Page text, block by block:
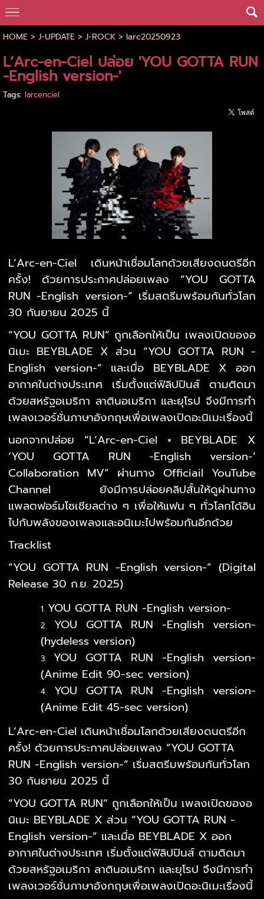
HOME> J-UPDATE> J-ROCK> larc20250923
L’Arc-en-Ciel ปล่อย 'YOU GOTTA RUN
-English version-'
Tags: larcenciel
L’Arc-en-Ciel เดินหน้าเชื่อมโลกด้วยเสียงดนตรีอีก
ครั้ง! ด้วยการประกาศปล่อยเพลง “YOU GOTTA
RUN -English version-” เริ่มสตรีมพร้อมกันทั่วโลก
30 กันยายน 2025 นี้
“YOU GOTTA RUN” ถูกเลือกให้เป็น เพลงเปิดของอ
นิเมะ BEYBLADE X ส่วน “YOU GOTTA RUN -
English version-” และเมื่อ BEYBLADE X ออก
อากาศในต่างประเทศ เริ่มตั้งแต่ฟิลิปปินส์ ตามติดมา
ด้วยสหรัฐอเมริกา ลาตินอเมริกา และยุโรป จึงมีการทำ
เพลงเวอร์ชั่นภาษาอังกฤษเพื่อเพลงเปิดอะนิเมะเรื่องนี้
นอกจากปล่อย “L’Arc-en-Ciel × BEYBLADE X
‘YOU GOTTA RUN -English version-’
Collaboration MV” ผ่านทาง Officiail YouTube
Channel ยังมีการปล่อยคลิปสั้นให้ดูผ่านทาง
แพลตฟอร์มโซเชียลต่าง ๆ เพื่อให้แฟน ๆ ทั่วโลกได้อิน
ไปกับพลังของเพลงและอนิเมะไปพร้อมกันอีกด้วย
Tracklist
“YOU GOTTA RUN -English version-” (Digital
Release 30 ก.ย. 2025)
YOU GOTTA RUN -English version-
YOU GOTTA RUN -English version-
(hydeless version)
YOU GOTTA RUN -English version-
(Anime Edit 90-sec version)
YOU GOTTA RUN -English version-
(Anime Edit 45-sec version)
L’Arc-en-Ciel เดินหน้าเชื่อมโลกด้วยเสียงดนตรีอีก
ครั้ง! ด้วยการประกาศปล่อยเพลง “YOU GOTTA
RUN -English version-” เริ่มสตรีมพร้อมกันทั่วโลก
30 กันยายน 2025 นี้
“YOU GOTTA RUN” ถูกเลือกให้เป็น เพลงเปิดของอ
นิเมะ BEYBLADE X ส่วน “YOU GOTTA RUN -
English version-” และเมื่อ BEYBLADE X ออก
อากาศในต่างประเทศ เริ่มตั้งแต่ฟิลิปปินส์ ตามติดมา
ด้วยสหรัฐอเมริกา ลาตินอเมริกา และยุโรป จึงมีการทำ
เพลงเวอร์ชั่นภาษาอังกฤษเพื่อเพลงเปิดอะนิเมะเรื่องนี้